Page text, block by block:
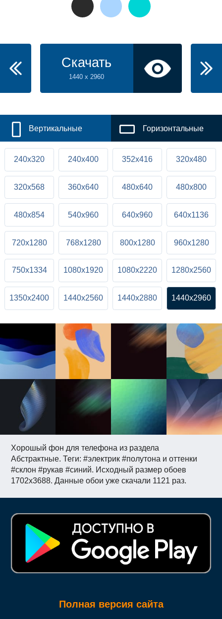
Хорошый фон для телефона из раздела
Абстрактные. Теги: #электрик #полутона и оттенки
#склон #рукав #синий. Исходный размер обоев
1702x3688. Данные обои уже скачали 1121 раз.
Скачать
1440 x 2960
Вертикальные Горизонтальные
240x320 240x400 352x416 320x480
320x568 360x640 480x640 480x800
480x854 540x960 640x960 640x1136
720x1280 768x1280 800x1280 960x1280
750x1334 1080x1920 1080x2220 1280x2560
1350x2400 1440x2560 1440x2880 1440x2960
Полная версия сайта